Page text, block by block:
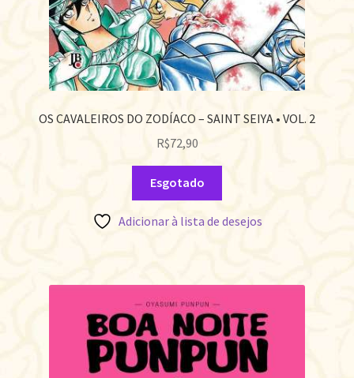
OS CAVALEIROS DO ZODÍACO – SAINT SEIYA • VOL. 2
R$72,90
Esgotado
Adicionar à lista de desejos